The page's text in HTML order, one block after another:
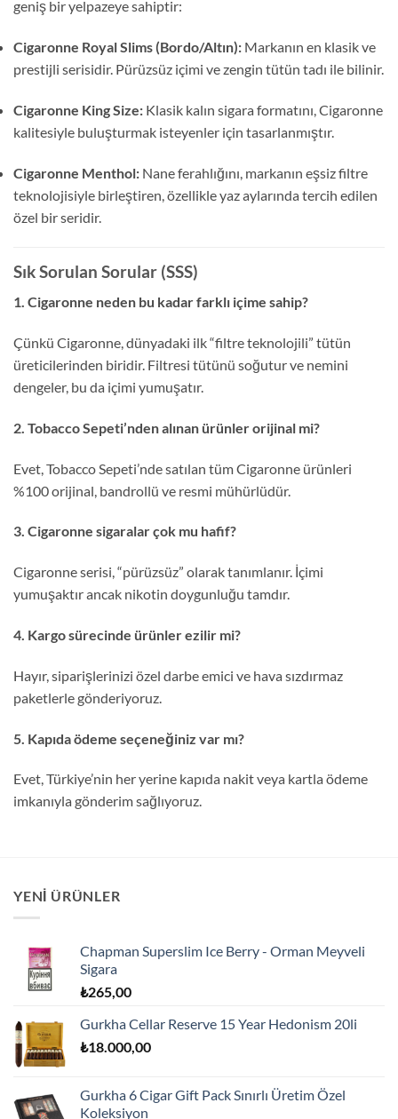
geniş bir yelpazeye sahiptir:
Cigaronne Royal Slims (Bordo/Altın): Markanın en klasik ve
prestijli serisidir. Pürüzsüz içimi ve zengin tütün tadı ile bilinir.
Cigaronne King Size: Klasik kalın sigara formatını, Cigaronne
kalitesiyle buluşturmak isteyenler için tasarlanmıştır.
Cigaronne Menthol: Nane ferahlığını, markanın eşsiz filtre
teknolojisiyle birleştiren, özellikle yaz aylarında tercih edilen
özel bir seridir.
Sık Sorulan Sorular (SSS)
1. Cigaronne neden bu kadar farklı içime sahip?
Çünkü Cigaronne, dünyadaki ilk “filtre teknolojili” tütün
üreticilerinden biridir. Filtresi tütünü soğutur ve nemini
dengeler, bu da içimi yumuşatır.
2. Tobacco Sepeti’nden alınan ürünler orijinal mi?
Evet, Tobacco Sepeti’nde satılan tüm Cigaronne ürünleri
%100 orijinal, bandrollü ve resmi mühürlüdür.
3. Cigaronne sigaralar çok mu hafif?
Cigaronne serisi, “pürüzsüz” olarak tanımlanır. İçimi
yumuşaktır ancak nikotin doygunluğu tamdır.
4. Kargo sürecinde ürünler ezilir mi?
Hayır, siparişlerinizi özel darbe emici ve hava sızdırmaz
paketlerle gönderiyoruz.
5. Kapıda ödeme seçeneğiniz var mı?
Evet, Türkiye’nin her yerine kapıda nakit veya kartla ödeme
imkanıyla gönderim sağlıyoruz.
YENI ÜRÜNLER
Chapman Superslim Ice Berry - Orman Meyveli
Sigara
₺265,00
Gurkha Cellar Reserve 15 Year Hedonism 20li
₺18.000,00
Gurkha 6 Cigar Gift Pack Sınırlı Üretim Özel
Koleksiyon